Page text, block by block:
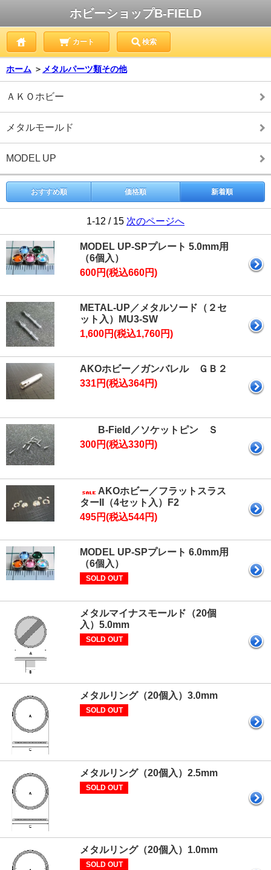
ホビーショップB-FIELD
カート 検索
ホーム ＞ メタルパーツ類その他
ＡＫＯホビー
メタルモールド
MODEL UP
おすすめ順 価格順 新着順
1-12 / 15 次のページへ
MODEL UP-SPプレート 5.0mm用
（6個入）
600円(税込660円)
METAL-UP／メタルソード（２セ
ット入）MU3-SW
1,600円(税込1,760円)
AKOホビー／ガンバレル ＧＢ２
331円(税込364円)
B-Field／ソケットピン Ｓ
300円(税込330円)
AKOホビー／フラットスラス
ターII（4セット入）F2
495円(税込544円)
MODEL UP-SPプレート 6.0mm用
（6個入）
SOLD OUT
メタルマイナスモールド（20個
入）5.0mm
SOLD OUT
メタルリング（20個入）3.0mm
SOLD OUT
メタルリング（20個入）2.5mm
SOLD OUT
メタルリング（20個入）1.0mm
SOLD OUT